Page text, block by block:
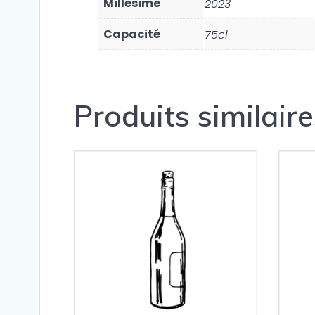
Millésime
2023
Capacité
75cl
Produits